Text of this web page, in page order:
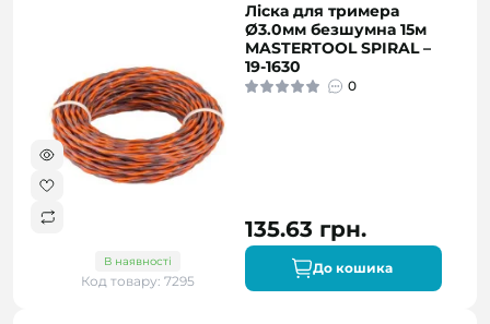
В наявності
Код товару: 7295
Ліска для тримера
Ø3.0мм безшумна 15м
MASTERTOOL SPIRAL –
19-1630
0
135.63 грн.
До кошика